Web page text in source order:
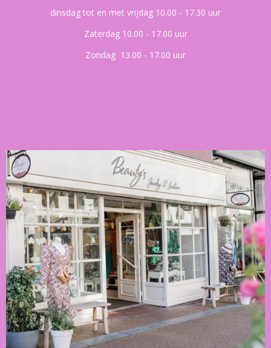
dinsdag tot en met vrijdag 10.00 - 17.30 uur
Zaterdag 10.00 - 17.00 uur
Zondag 13.00 - 17.00 uur